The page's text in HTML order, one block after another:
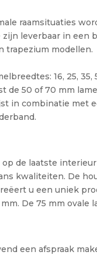
raamsituaties
leverbaar in
trapezium modellen.
16, 25,
50 of 70 mm
in combinatie met
de laatste
kwaliteiten. De
u een uniek
De 75 mm
een afspraak